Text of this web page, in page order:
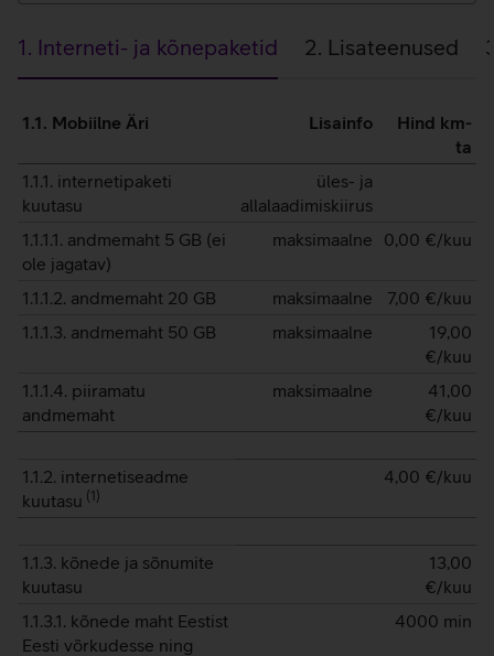
1. Interneti- ja kõnepaketid 2. Lisateenused
1.
ja
kõnepaketid
1.1. Mobiilne Äri Lisainfo
Hind km-
ta
1.1.1. internetipaketi
kuutasu
üles- ja
allalaadimiskiirus
1.1.1.1. andmemaht 5 GB (ei
ole jagatav)
maksimaalne 0,00 €/kuu
1.1.1.2. andmemaht 20 GB maksimaalne 7,00 €/kuu
1.1.1.3. andmemaht 50 GB
maksimaalne
19,00
€/kuu
1.1.1.4. piiramatu
andmemaht
maksimaalne
41,00
€/kuu
1.1.2. internetiseadme
kuutasu (1 )
4,00 €/kuu
1.1.3. kõnede ja sõnumite
kuutasu
13,00
€/kuu
1.1.3.1. kõnede maht Eestist
Eesti võrkudesse ning
4000 min